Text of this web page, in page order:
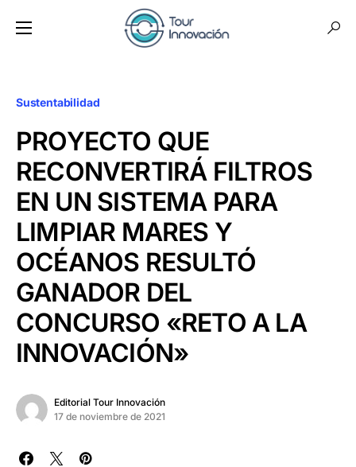
Sustentabilidad
PROYECTO QUE
RECONVERTIRÁ FILTROS
EN UN SISTEMA PARA
LIMPIAR MARES Y
OCÉANOS RESULTÓ
GANADOR DEL
CONCURSO «RETO A LA
INNOVACIÓN»
Editorial Tour Innovación
17 de noviembre de 2021